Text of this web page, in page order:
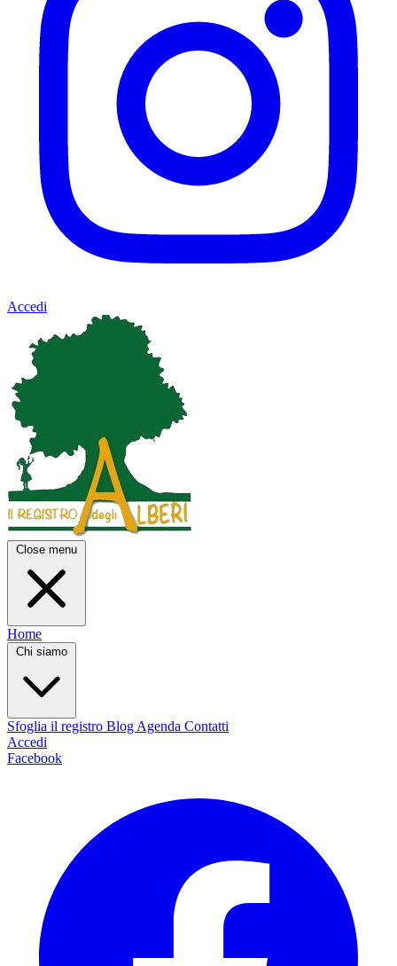
Accedi
Close menu
Home
Chi siamo
Sfoglia il registro Blog Agenda Contatti
Accedi
Facebook